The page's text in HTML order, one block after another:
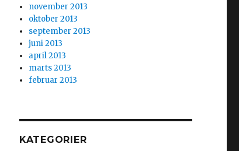
november 2013
oktober 2013
september 2013
juni 2013
april 2013
marts 2013
februar 2013
KATEGORIER